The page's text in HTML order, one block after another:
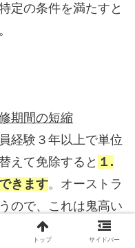
定の条件を満たすと
期間の短縮
経験３年以上で単位
えて免除すると １.
きます。オーストラ
ので、これは鬼高い
がります。
トップ サイドバー